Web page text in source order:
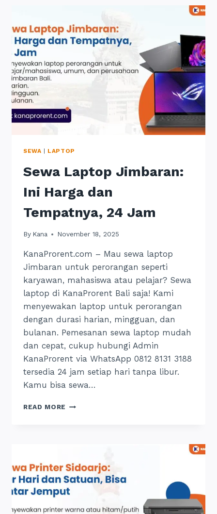
&
HARGANYA,
24
SEWA LAPTOP
Sewa Laptop Jimbaran:
Ini Harga dan
Tempatnya, 24 Jam
By Kana November 18, 2025
KanaProrent.com – Mau sewa laptop
Jimbaran untuk perorangan seperti
karyawan, mahasiswa atau pelajar? Sewa
laptop di KanaProrent Bali saja! Kami
menyewakan laptop untuk perorangan
dengan durasi harian, mingguan, dan
bulanan. Pemesanan sewa laptop mudah
dan cepat, cukup hubungi Admin
KanaProrent via WhatsApp 0812 8131 3188
tersedia 24 jam setiap hari tanpa libur.
Kamu bisa sewa…
READ MORE SEWA
TEMPATNYA,
24
JAM